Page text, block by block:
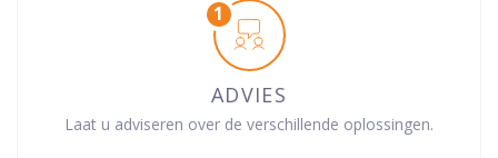
ADVIES
Laat u adviseren over de verschillende oplossingen.